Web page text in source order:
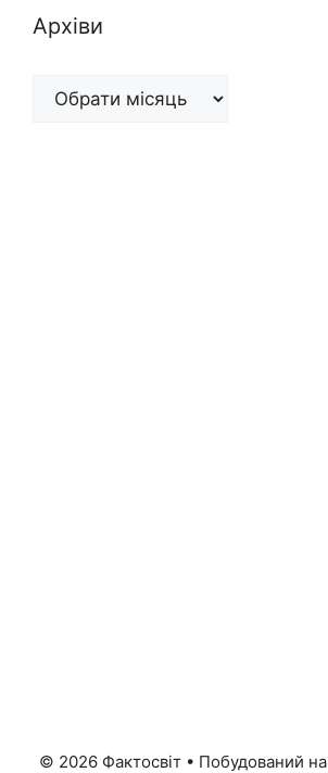
Архіви
Архіви
© 2026 Фактосвіт • Побудований на